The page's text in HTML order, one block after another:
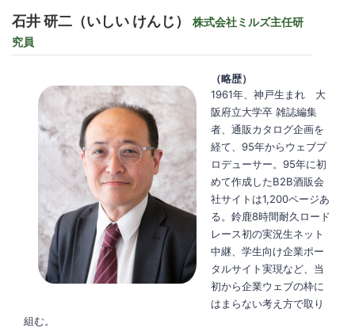
石井 研二（いしい けんじ）
株式会社ミルズ主任研
究員
（略歴）
1961年、神戸生まれ 大
阪府立大学卒 雑誌編集
者、通販カタログ企画を
経て、95年からウェブプ
ロデューサー。95年に初
めて作成したB2B酒販会
社サイトは1,200ページあ
る。鈴鹿8時間耐久ロード
レース初の実況生ネット
中継、学生向け企業ポー
タルサイト実現など、当
初から企業ウェブの枠に
はまらない考え方で取り
組む。